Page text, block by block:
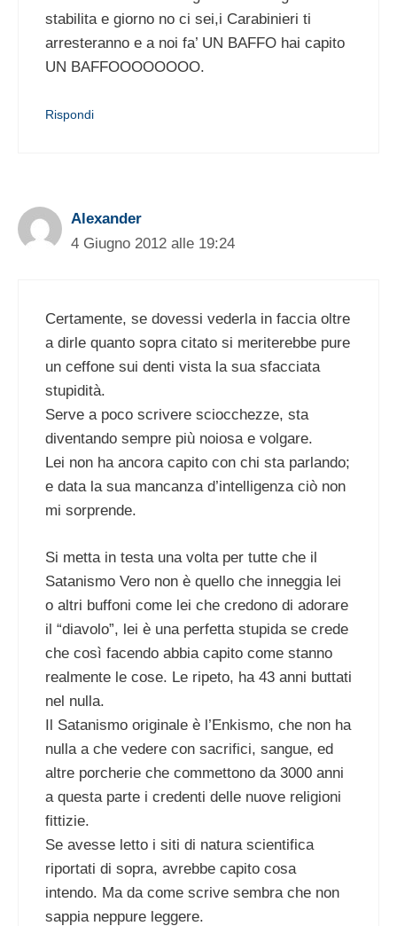
stabilita e giorno no ci sei,i Carabinieri ti
arresteranno e a noi fa’ UN BAFFO hai capito
UN BAFFOOOOOOOO.
Rispondi
Alexander
4 Giugno 2012 alle 19:24
Certamente, se dovessi vederla in faccia oltre
a dirle quanto sopra citato si meriterebbe pure
un ceffone sui denti vista la sua sfacciata
stupidità.
Serve a poco scrivere sciocchezze, sta
diventando sempre più noiosa e volgare.
Lei non ha ancora capito con chi sta parlando;
e data la sua mancanza d’intelligenza ciò non
mi sorprende.
Si metta in testa una volta per tutte che il
Satanismo Vero non è quello che inneggia lei
o altri buffoni come lei che credono di adorare
il “diavolo”, lei è una perfetta stupida se crede
che così facendo abbia capito come stanno
realmente le cose. Le ripeto, ha 43 anni buttati
nel nulla.
Il Satanismo originale è l’Enkismo, che non ha
nulla a che vedere con sacrifici, sangue, ed
altre porcherie che commettono da 3000 anni
a questa parte i credenti delle nuove religioni
fittizie.
Se avesse letto i siti di natura scientifica
riportati di sopra, avrebbe capito cosa
intendo. Ma da come scrive sembra che non
sappia neppure leggere.